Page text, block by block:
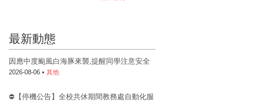
最新動態
因應中度颱風白海豚來襲,提醒同學注意安全
2026-08-06 • 其他
⛔【停機公告】全校共休期間教務處自動化服